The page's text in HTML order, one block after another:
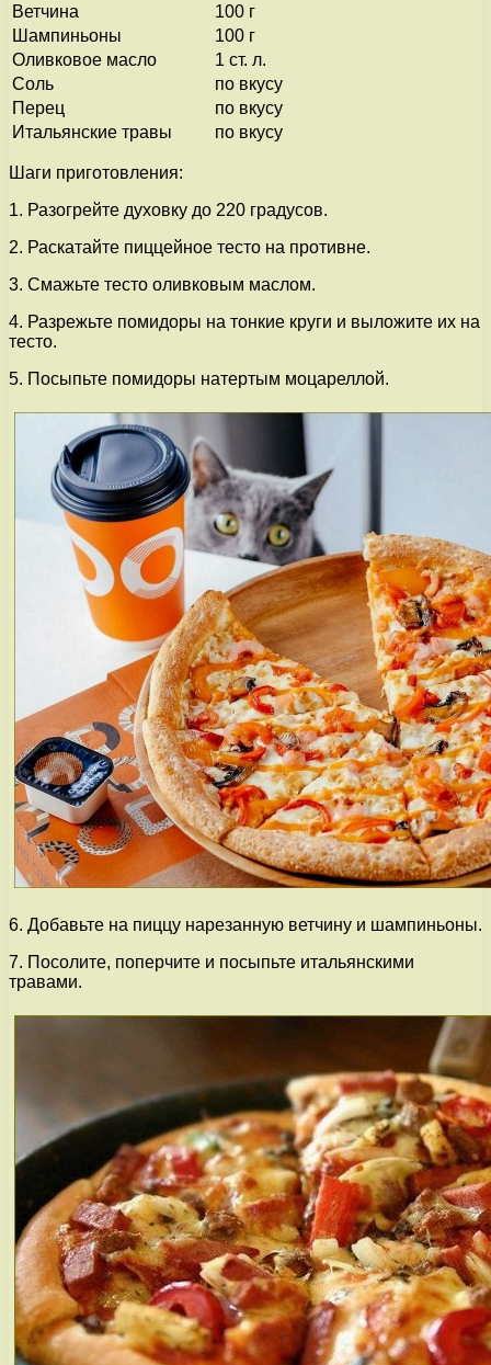
Ветчина
100 г
Шампиньоны
100 г
Оливковое масло
1 ст. л.
Соль
по вкусу
Перец
по вкусу
Итальянские травы
по вкусу
Шаги приготовления:
1. Разогрейте духовку до 220 градусов.
2. Раскатайте пиццейное тесто на противне.
3. Смажьте тесто оливковым маслом.
4. Разрежьте помидоры на тонкие круги и выложите их на
тесто.
5. Посыпьте помидоры натертым моцареллой.
6. Добавьте на пиццу нарезанную ветчину и шампиньоны.
7. Посолите, поперчите и посыпьте итальянскими
травами.